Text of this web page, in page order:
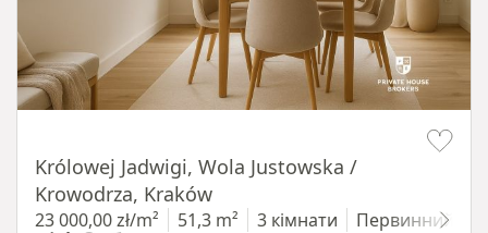
Królowej Jadwigi, Wola Justowska /
Krowodrza, Kraków
23 000,00 zł/m² 51,3 m² 3 кімнати Первинний